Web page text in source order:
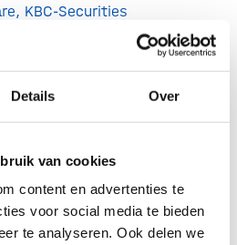
Details Over
van cookies
content en advertenties te
voor social media te bieden
te analyseren. Ook delen we
KBC-Securities
| New Venture Lead,
Innovation